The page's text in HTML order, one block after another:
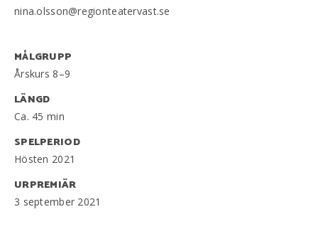
nina.olsson@regionteatervast.se
MÅLGRUPP
Årskurs 8–9
LÄNGD
Ca. 45 min
SPELPERIOD
Hösten 2021
URPREMIÄR
3 september 2021